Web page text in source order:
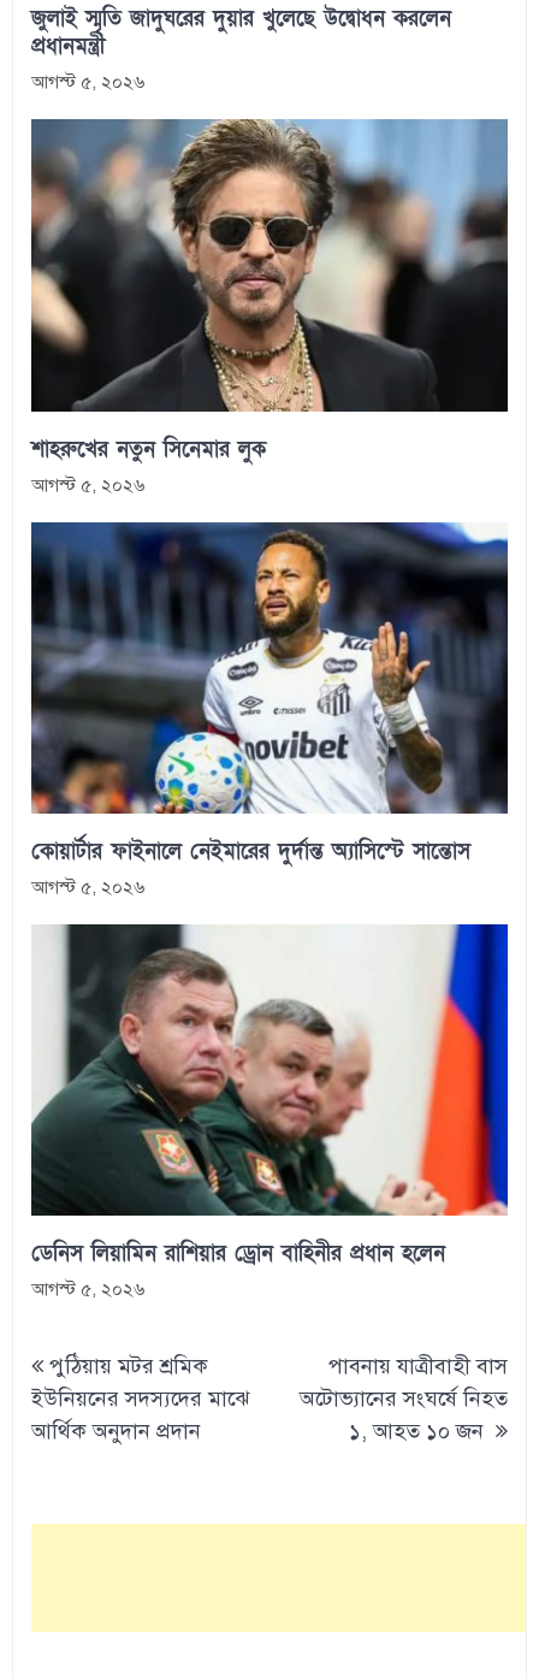
জুলাই স্মৃতি জাদুঘরের দুয়ার খুলেছে উদ্বোধন করলেন
প্রধানমন্ত্রী
আগস্ট ৫, ২০২৬
শাহরুখের নতুন সিনেমার লুক
আগস্ট ৫, ২০২৬
কোয়ার্টার ফাইনালে নেইমারের দুর্দান্ত অ্যাসিস্টে সান্তোস
আগস্ট ৫, ২০২৬
ডেনিস লিয়ামিন রাশিয়ার ড্রোন বাহিনীর প্রধান হলেন
আগস্ট ৫, ২০২৬
Post
navigation
পুঠিয়ায় মটর শ্রমিক
ইউনিয়নের সদস্যদের মাঝে
আর্থিক অনুদান প্রদান
পাবনায় যাত্রীবাহী বাস
অটোভ্যানের সংঘর্ষে নিহত
১, আহত ১০ জন